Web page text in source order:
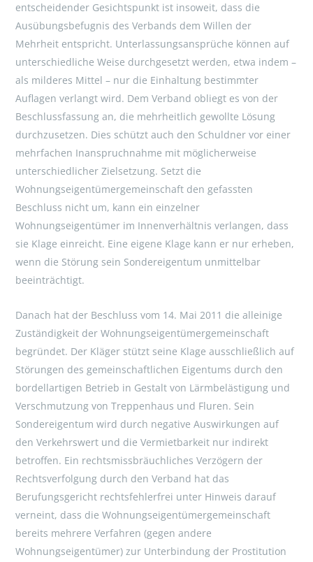
entscheidender Gesichtspunkt ist insoweit, dass die
Ausübungsbefugnis des Verbands dem Willen der
Mehrheit entspricht. Unterlassungsansprüche können auf
unterschiedliche Weise durchgesetzt werden, etwa indem –
als milderes Mittel – nur die Einhaltung bestimmter
Auflagen verlangt wird. Dem Verband obliegt es von der
Beschlussfassung an, die mehrheitlich gewollte Lösung
durchzusetzen. Dies schützt auch den Schuldner vor einer
mehrfachen Inanspruchnahme mit möglicherweise
unterschiedlicher Zielsetzung. Setzt die
Wohnungseigentümergemeinschaft den gefassten
Beschluss nicht um, kann ein einzelner
Wohnungseigentümer im Innenverhältnis verlangen, dass
sie Klage einreicht. Eine eigene Klage kann er nur erheben,
wenn die Störung sein Sondereigentum unmittelbar
beeinträchtigt.
Danach hat der Beschluss vom 14. Mai 2011 die alleinige
Zuständigkeit der Wohnungseigentümergemeinschaft
begründet. Der Kläger stützt seine Klage ausschließlich auf
Störungen des gemeinschaftlichen Eigentums durch den
bordellartigen Betrieb in Gestalt von Lärmbelästigung und
Verschmutzung von Treppenhaus und Fluren. Sein
Sondereigentum wird durch negative Auswirkungen auf
den Verkehrswert und die Vermietbarkeit nur indirekt
betroffen. Ein rechtsmissbräuchliches Verzögern der
Rechtsverfolgung durch den Verband hat das
Berufungsgericht rechtsfehlerfrei unter Hinweis darauf
verneint, dass die Wohnungseigentümergemeinschaft
bereits mehrere Verfahren (gegen andere
Wohnungseigentümer) zur Unterbindung der Prostitution